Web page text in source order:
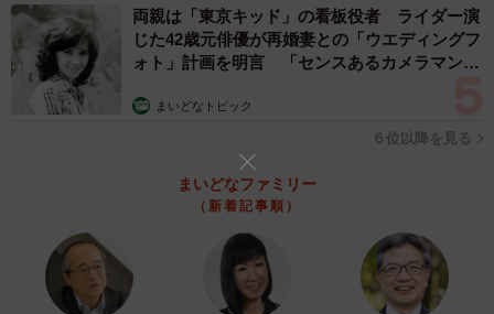
います。これはあくまでも私と娘との間での対応で、全て
の人がこうするべきだとは思ってはいません。
私は常に、何でも相談しやすい話しやすい関係を築きた
いと思っています。世の中の考え方が少しずつ変わってき
ているのに、自分の固定観念でこうであるべき、と決めつ
けるのも良くないと感じています。これらは全て子供から
学びました。大人はブレてはいけないというけれど、私自
身はフレキシブルな親でいたいと思っています。そして最
終的には子供の味方でいたいと思いながら子育てしていま
両親は「東京キッド」の看板役者 ライダー演
じた42歳元俳優が再婚妻との「ウエディングフ
ォト」計画を明言 「センスあるカメラマン求
まいどなトピック
６位以降を見る
まいどなファミリー
（新着記事順）